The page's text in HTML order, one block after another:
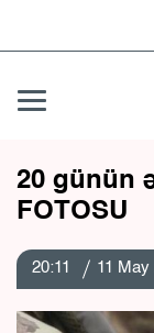
​20 günün
FOTOSU
20:11 11 May